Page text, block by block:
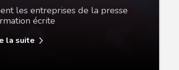
les entreprises de la presse
écrite
la suite